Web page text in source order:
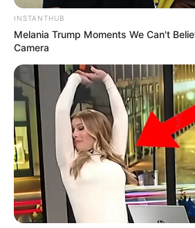
INSTANTHUB
Melania Trump Moments We Can't
Camera